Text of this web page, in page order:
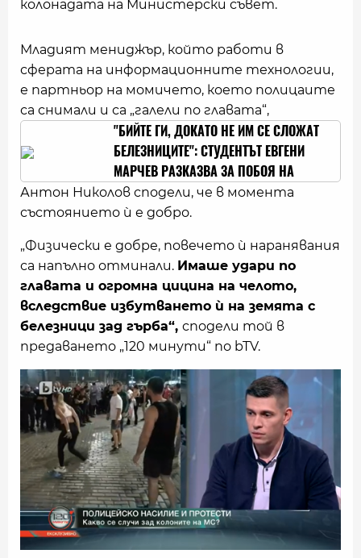
колонадата на Министерски съвет.
Младият мениджър, който работи в
сферата на информационните технологии,
е партньор на момичето, което полицаите
са снимали и са „галели по главата“,
"БИЙТЕ ГИ, ДОКАТО НЕ ИМ СЕ СЛОЖАТ
БЕЛЕЗНИЦИТЕ": СТУДЕНТЪТ ЕВГЕНИ
МАРЧЕВ РАЗКАЗВА ЗА ПОБОЯ НА
ПРОТЕСТИТЕ
Антон Николов сподели, че в момента
състоянието ѝ е добро.
„Физически е добре, повечето ѝ наранявания
са напълно отминали. Имаше удари по
главата и огромна цицина на челото,
вследствие избутването ѝ на земята с
белезници зад гърба“, сподели той в
предаването „120 минути“ по bTV.